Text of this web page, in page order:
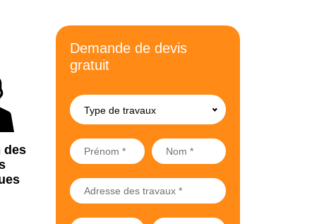
des
Demande de devis
gratuit
Type de travaux